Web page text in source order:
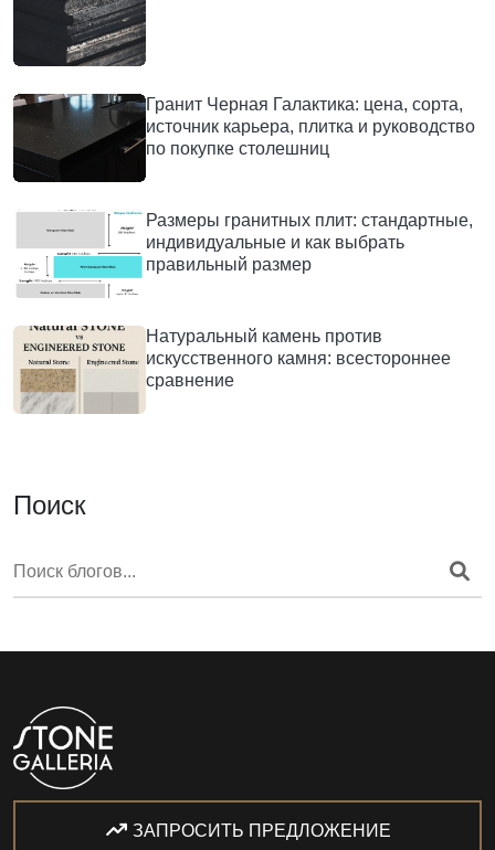
Гранит Черная Галактика: цена, сорта,
источник карьера, плитка и руководство
по покупке столешниц
Размеры гранитных плит: стандартные,
индивидуальные и как выбрать
правильный размер
Натуральный камень против
искусственного камня: всестороннее
сравнение
Поиск
ЗАПРОСИТЬ ПРЕДЛОЖЕНИЕ